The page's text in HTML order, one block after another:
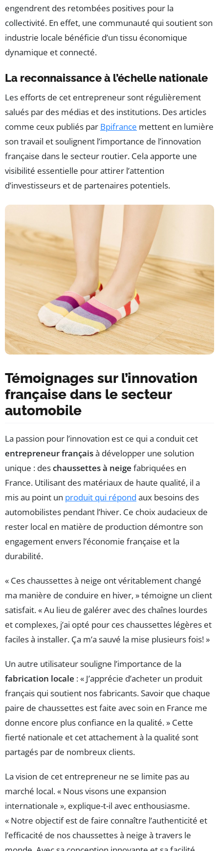
engendrent des retombées positives pour la
collectivité. En effet, une communauté qui soutient son
industrie locale bénéficie d’un tissu économique
dynamique et connecté.
La reconnaissance à l’échelle nationale
Les efforts de cet entrepreneur sont régulièrement
salués par des médias et des institutions. Des articles
comme ceux publiés par Bpifrance mettent en lumière
son travail et soulignent l’importance de l’innovation
française dans le secteur routier. Cela apporte une
visibilité essentielle pour attirer l’attention
d’investisseurs et de partenaires potentiels.
Témoignages sur l’innovation
française dans le secteur
automobile
La passion pour l’innovation est ce qui a conduit cet
entrepreneur françaisà développer une solution
unique : deschaussettes à neige fabriquées en
France. Utilisant des matériaux de haute qualité, il a
mis au point un produit qui répond aux besoins des
automobilistes pendant l’hiver. Ce choix audacieux de
rester local en matière de production démontre son
engagement envers l’économie française et la
durabilité.
« Ces chaussettes à neige ont véritablement changé
ma manière de conduire en hiver, » témoigne un client
satisfait. « Au lieu de galérer avec des chaînes lourdes
et complexes, j’ai opté pour ces chaussettes légères et
faciles à installer. Ça m’a sauvé la mise plusieurs fois! »
Un autre utilisateur souligne l’importance de la
fabrication locale : « J’apprécie d’acheter un produit
français qui soutient nos fabricants. Savoir que chaque
paire de chaussettes est faite avec soin en France me
donne encore plus confiance en la qualité. » Cette
fierté nationale et cet attachement à la qualité sont
partagés par de nombreux clients.
La vision de cet entrepreneur ne se limite pas au
marché local. « Nous visons une expansion
internationale », explique-t-il avec enthousiasme.
« Notre objectif est de faire connaître l’authenticité et
l’efficacité de nos chaussettes à neige à travers le